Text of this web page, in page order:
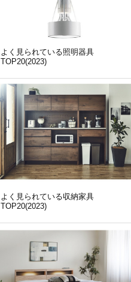
よく見られている照明器具
TOP20(2023)
よく見られている収納家具
TOP20(2023)